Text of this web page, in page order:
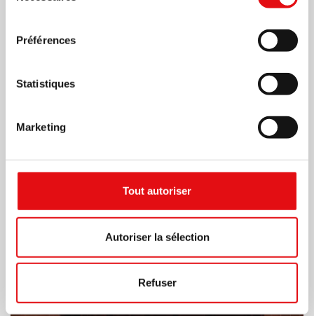
Préférences
Statistiques
Marketing
Tout autoriser
Autoriser la sélection
Refuser
Définitoire de Septembre (11.09.19), le Définitoire
Général, dans le cadre du processus de relecture de